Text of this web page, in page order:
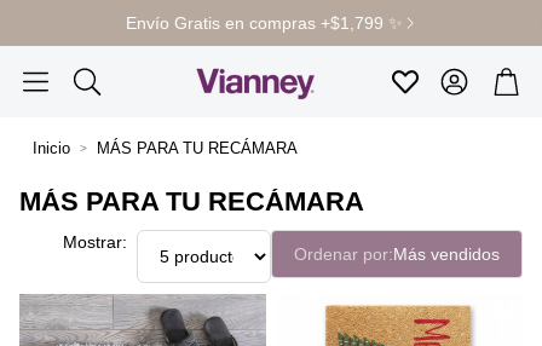
Envío Gratis en compras +$1,799 ✨
FavoritosCuenta
Inicio MÁS PARA TU RECÁMARA
MÁS PARA TU RECÁMARA
Mostrar:
Ordenar por:Más vendidos